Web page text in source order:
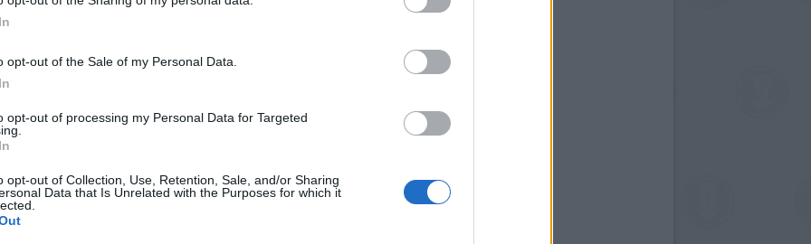
opt-out of the Sale of my Personal Data.
opt-out of processing my Personal Data for Targeted
opt-out of Collection, Use, Retention, Sale, and/or Sharing
Data that Is Unrelated with the Purposes for which it
be, hogy már írja a folytatást, s noha valóban
könyve lesz. Magyarázatként hozzátette:
1900 és 2000 közötti természetvédelmi
Mint elmondta, azért van még a fiókjában a
hárították el, hogy "túlságosan kemény dolgok